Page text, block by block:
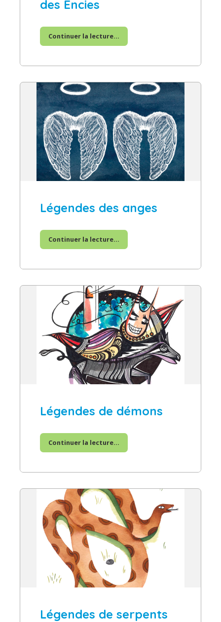
des Encies
Continuer la lecture...
Légendes des anges
Continuer la lecture...
Légendes de démons
Continuer la lecture...
Légendes de serpents